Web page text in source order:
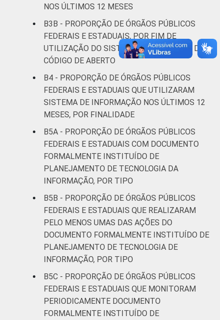
NOS ÚLTIMOS 12 MESES
B3B - PROPORÇÃO DE ÓRGÃOS PÚBLICOS
FEDERAIS E ESTADUAIS, POR FIM DE
UTILIZAÇÃO DO SISTEMA OPERACIONAL DE
CÓDIGO DE ABERTO
B4 - PROPORÇÃO DE ÓRGÃOS PÚBLICOS
FEDERAIS E ESTADUAIS QUE UTILIZARAM
SISTEMA DE INFORMAÇÃO NOS ÚLTIMOS 12
MESES, POR FINALIDADE
B5A - PROPORÇÃO DE ÓRGÃOS PÚBLICOS
FEDERAIS E ESTADUAIS COM DOCUMENTO
FORMALMENTE INSTITUÍDO DE
PLANEJAMENTO DE TECNOLOGIA DA
INFORMAÇÃO, POR TIPO
B5B - PROPORÇÃO DE ÓRGÃOS PÚBLICOS
FEDERAIS E ESTADUAIS QUE REALIZARAM
PELO MENOS UMAS DAS AÇÕES DO
DOCUMENTO FORMALMENTE INSTITUÍDO DE
PLANEJAMENTO DE TECNOLOGIA DE
INFORMAÇÃO, POR TIPO
B5C - PROPORÇÃO DE ÓRGÃOS PÚBLICOS
FEDERAIS E ESTADUAIS QUE MONITORAM
PERIODICAMENTE DOCUMENTO
FORMALMENTE INSTITUÍDO DE